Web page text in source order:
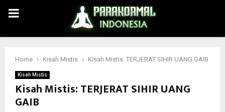
PRIMARY
MENU
Home Kisah Mistis Kisah Mistis: TERJERAT SIHIR UANG GAIB
Kisah Mistis
Kisah Mistis: TERJERAT SIHIR UANG
GAIB